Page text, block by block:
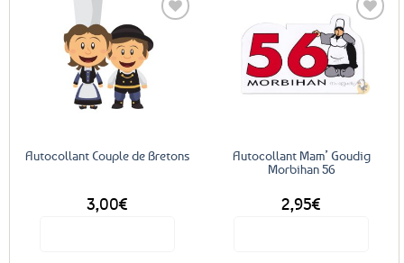
Autocollant Couple de Bretons
3,00€
Ajouter
favoris
Autocollant Mam’ Goudig
Morbihan 56
2,95€